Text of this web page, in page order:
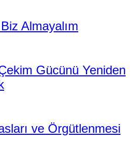
Almayalım
Gücünü Yeniden
ve Örgütlenmesi